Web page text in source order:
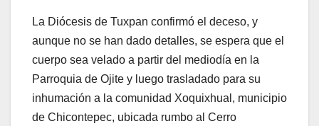
La Diócesis de Tuxpan confirmó el deceso, y
aunque no se han dado detalles, se espera que el
cuerpo sea velado a partir del mediodía en la
Parroquia de Ojite y luego trasladado para su
inhumación a la comunidad Xoquixhual, municipio
de Chicontepec, ubicada rumbo al Cerro